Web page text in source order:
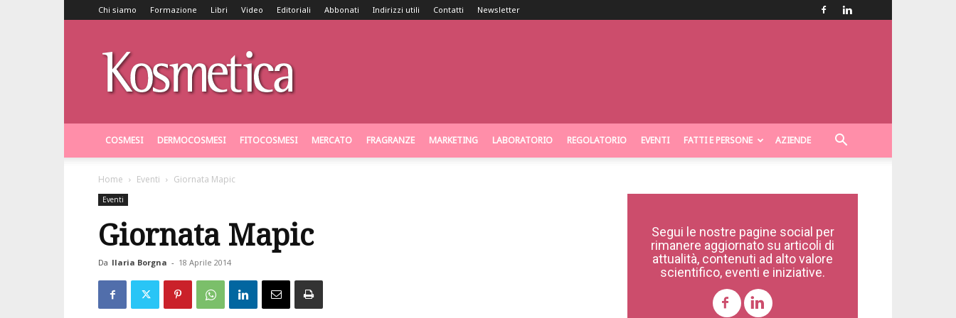
Chi siamo Formazione Libri Video Editoriali Abbonati Indirizzi utili Contatti Newsletter
COSMESI DERMOCOSMESI FITOCOSMESI MERCATO FRAGRANZE MARKETING LABORATORIO REGOLATORIO EVENTI FATTI E PERSONE AZIENDE
Home Eventi Giornata Mapic
Eventi
Giornata Mapic
Da Ilaria Borgna - 18 Aprile 2014
Segui le nostre pagine social per
rimanere aggiornato su articoli di
attualità, contenuti ad alto valore
scientifico, eventi e iniziative.